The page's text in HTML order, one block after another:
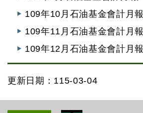
109年10月石油基金會計月報
109年11月石油基金會計月報
109年12月石油基金會計月報
更新日期：115-03-04